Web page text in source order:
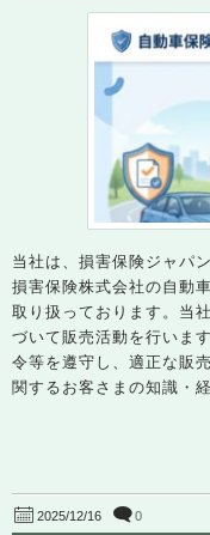
当社は、損害保険ジャパ
損害保険株式会社の自動
取り扱っております。当
づいて販売活動を行いま
令等を遵守し、適正な販
関するお客さまの知識・経
2025/12/16 0